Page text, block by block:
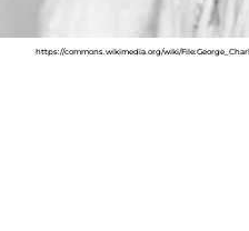
https://commons.wikimedia.org/wiki/